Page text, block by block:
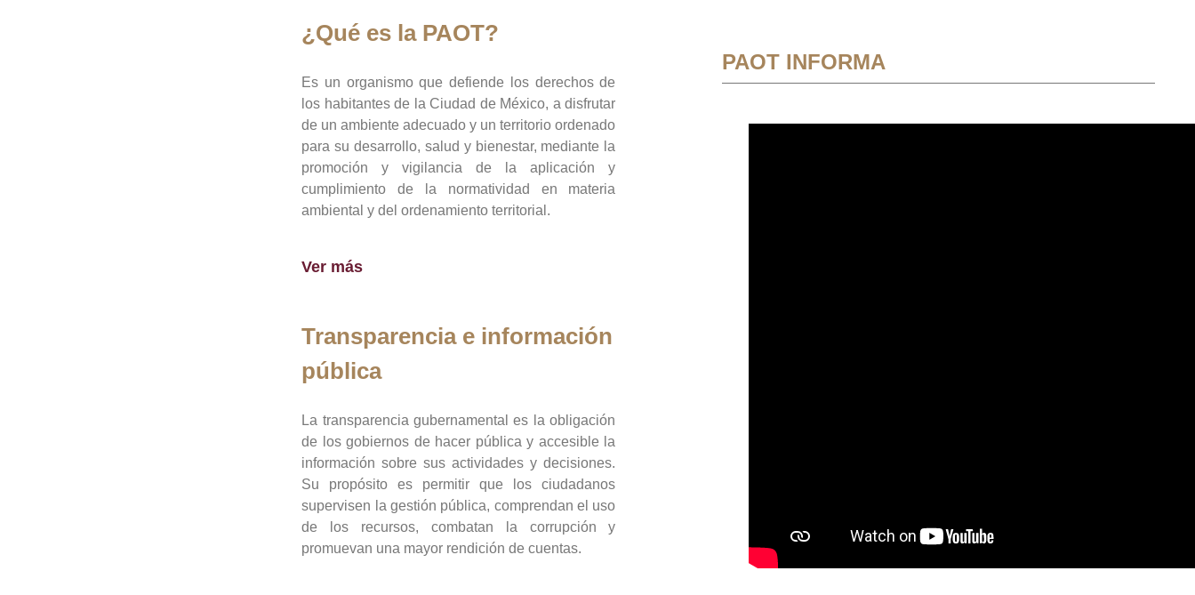
¿Qué es la PAOT?
Es un organismo que defiende los derechos de
los habitantes de la Ciudad de México, a disfrutar
de un ambiente adecuado y un territorio ordenado
para su desarrollo, salud y bienestar, mediante la
promoción y vigilancia de la aplicación y
cumplimiento de la normatividad en materia
ambiental y del ordenamiento territorial.
Ver más
Transparencia e información
pública
La transparencia gubernamental es la obligación
de los gobiernos de hacer pública y accesible la
información sobre sus actividades y decisiones.
Su propósito es permitir que los ciudadanos
supervisen la gestión pública, comprendan el uso
de los recursos, combatan la corrupción y
promuevan una mayor rendición de cuentas.
PAOT INFORMA